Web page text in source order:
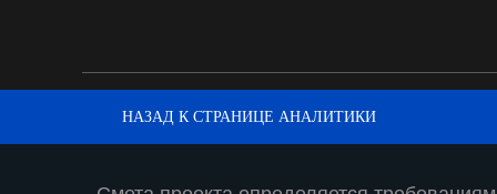
НАЗАД К СТРАНИЦЕ АНАЛИТИКИ
Компания